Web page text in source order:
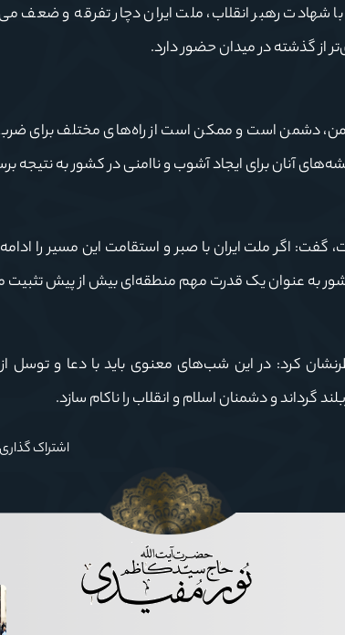
شهادت رهبر انقلاب، ملت ایران دچار تفرقه و ضعف
از گذشته در میدان حضور دارد.
دشمن است و ممکن است از راه‌های مختلف برای
آنان برای ایجاد آشوب و ناامنی در کشور به نتیجه
گفت: اگر ملت ایران با صبر و استقامت این مسیر را
کشور به عنوان یک قدرت مهم منطقه‌ای بیش از پیش
کرد: در این شب‌های معنوی باید با دعا و توسل
گرداند و دشمنان اسلام و انقلاب را ناکام سازد.
اشتراک